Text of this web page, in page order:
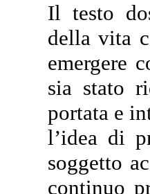
Il testo
della vita
emergere
sia stato
portata e
l’idea di
soggetto
continuo